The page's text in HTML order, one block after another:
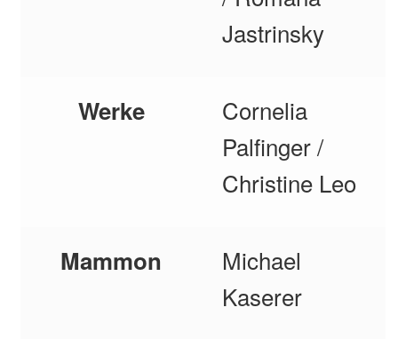
Jastrinsky
Werke
Cornelia
Palfinger /
Christine Leo
Mammon
Michael
Kaserer